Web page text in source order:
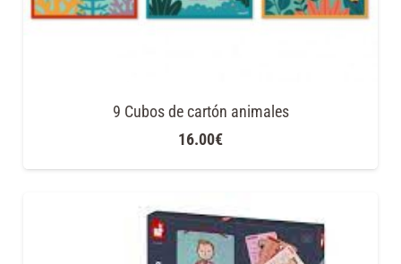
9 Cubos de cartón animales
16.00€